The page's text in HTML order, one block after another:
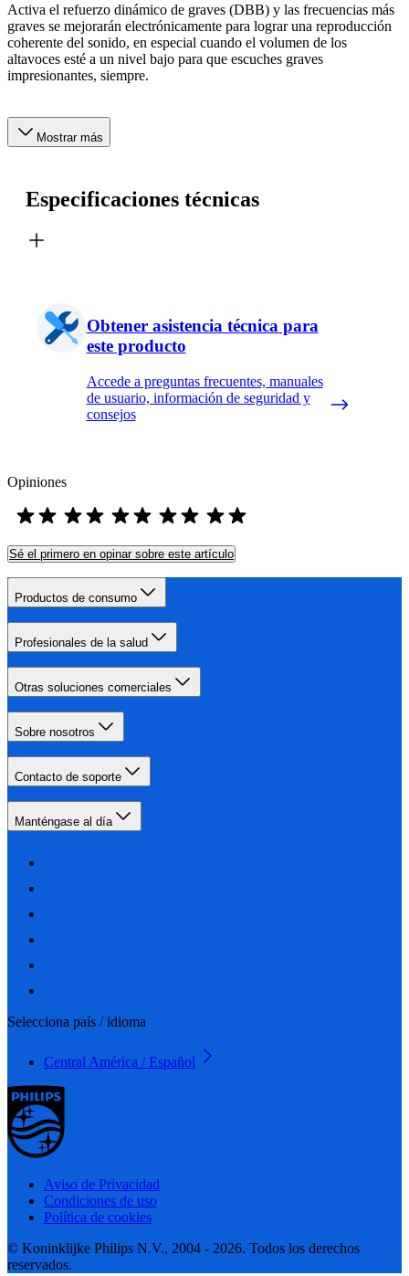
Activa el refuerzo dinámico de graves (DBB) y las frecuencias más
graves se mejorarán electrónicamente para lograr una reproducción
coherente del sonido, en especial cuando el volumen de los
altavoces esté a un nivel bajo para que escuches graves
impresionantes, siempre.
Mostrar más
Especificaciones técnicas
Obtener asistencia técnica para
este producto
Accede a preguntas frecuentes, manuales
de usuario, información de seguridad y
consejos
Opiniones
Sé el primero en opinar sobre este artículo
Productos de consumo
Profesionales de la salud
Otras soluciones comerciales
Sobre nosotros
Contacto de soporte
Manténgase al día
Selecciona país / idioma
Central América / Español
Aviso de Privacidad
Condiciones de uso
Política de cookies
© Koninklijke Philips N.V., 2004 - 2026. Todos los derechos
reservados.